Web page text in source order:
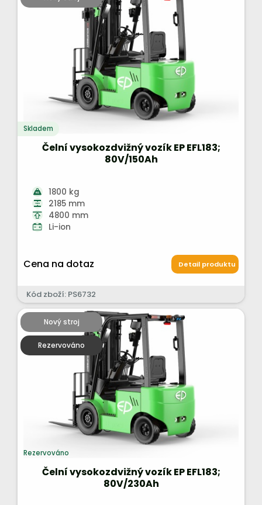
Skladem
Čelní vysokozdvižný vozík EP EFL183;
80V/150Ah
1800 kg
2185 mm
4800 mm
Li-ion
Cena na dotaz Detail produktu
Kód zboží: PS6732
Nový stroj
Rezervováno
Rezervováno
Čelní vysokozdvižný vozík EP EFL183;
80V/230Ah